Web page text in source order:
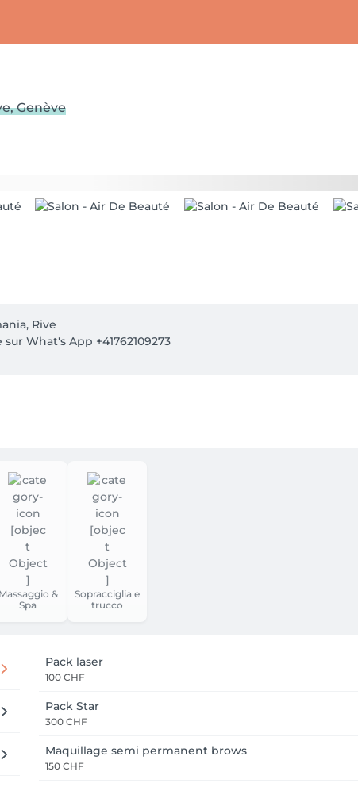
Genève
Rive
Massaggio &
Spa
Sopracciglia e
trucco
Pack laser
100 CHF
Pack Star
300 CHF
Maquillage semi permanent brows
150 CHF